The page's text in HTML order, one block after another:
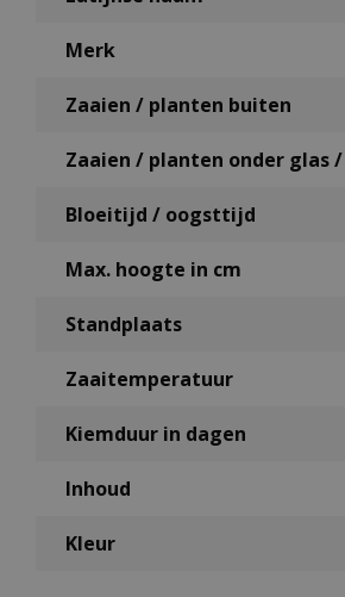
Merk
Zaaien / planten buiten
Zaaien / planten onder glas
Bloeitijd / oogsttijd
Max. hoogte in cm
Standplaats
Zaaitemperatuur
Kiemduur in dagen
Inhoud
Kleur